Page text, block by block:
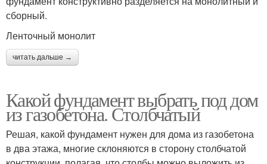
сборный.
Ленточный монолит
читать дальше →
Какой фундамент выбрать под дом
из газобетона. Столбчатый
Решая, какой фундамент нужен для дома из газобетона
в два этажа, многие склоняются в сторону столбчатой